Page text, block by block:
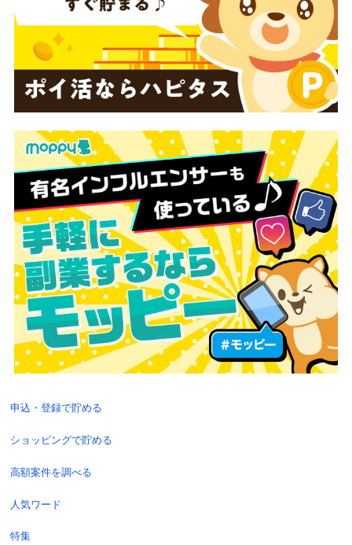
申込・登録で貯める
ショッピングで貯める
高額案件を調べる
人気ワード
特集